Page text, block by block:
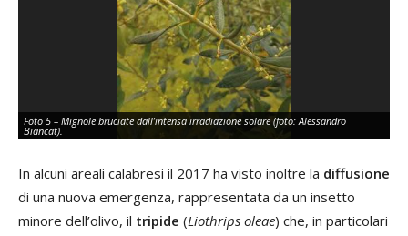
Foto 5 – Mignole bruciate dall’intensa irradiazione solare (foto: Alessandro
Biancat).
In alcuni areali calabresi il 2017 ha visto inoltre la diffusione
di una nuova emergenza, rappresentata da un insetto
minore dell’olivo, il tripide (Liothrips oleae) che, in particolari